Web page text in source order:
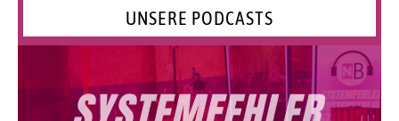
UNSERE PODCASTS